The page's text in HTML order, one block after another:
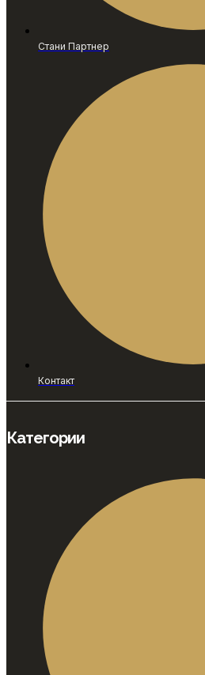
Стани Партнер
Контакт
Категории